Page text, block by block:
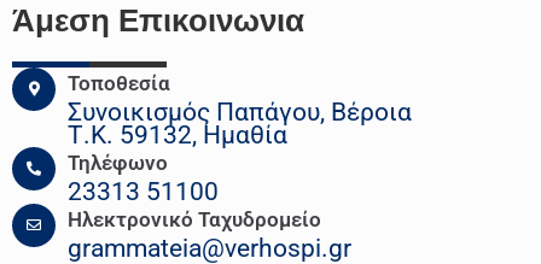
Άμεση Επικοινωνια
Τοποθεσία
Συνοικισμός Παπάγου, Βέροια
Τ.Κ. 59132, Ημαθία
Τηλέφωνο
23313 51100
Ηλεκτρονικό Ταχυδρομείο
grammateia@verhospi.gr